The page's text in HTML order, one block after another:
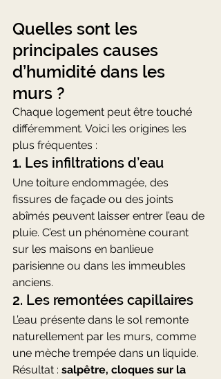
Quelles sont les
principales causes
d’humidité dans les
murs ?
Chaque logement peut être touché
différemment. Voici les origines les
plus fréquentes :
1. Les infiltrations d’eau
Une toiture endommagée, des
fissures de façade ou des joints
abîmés peuvent laisser entrer l’eau de
pluie. C’est un phénomène courant
sur les maisons en banlieue
parisienne ou dans les immeubles
anciens.
2. Les remontées capillaires
L’eau présente dans le sol remonte
naturellement par les murs, comme
une mèche trempée dans un liquide.
Résultat : salpêtre, cloques sur la